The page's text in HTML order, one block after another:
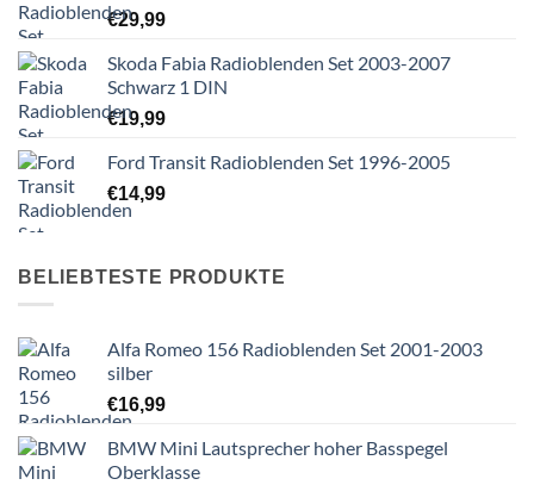
€29,99
Skoda Fabia Radioblenden Set 2003-2007
Schwarz 1 DIN
€19,99
Ford Transit Radioblenden Set 1996-2005
€14,99
BELIEBTESTE PRODUKTE
Alfa Romeo 156 Radioblenden Set 2001-2003
silber
€16,99
BMW Mini Lautsprecher hoher Basspegel
Oberklasse